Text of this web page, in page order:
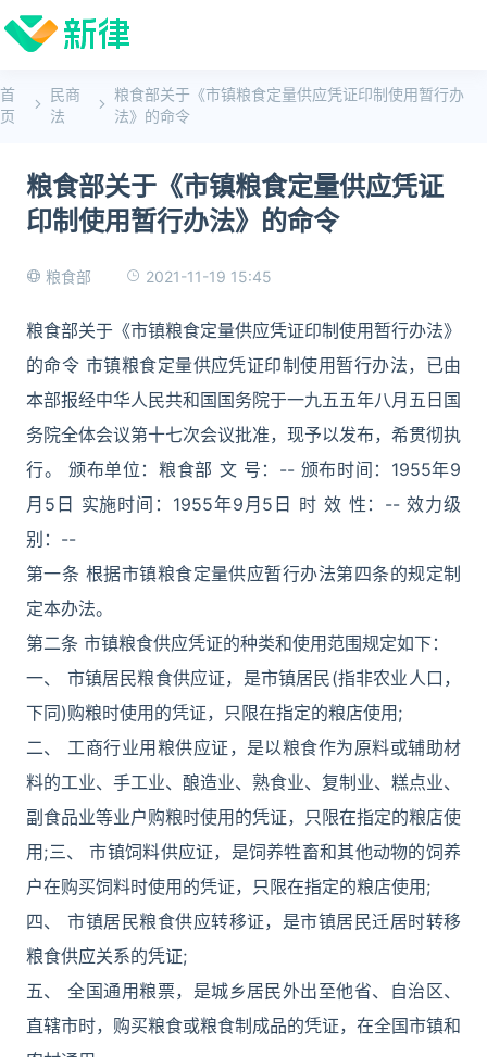
首
页
民商
法
粮食部关于《市镇粮食定量供应凭证印制使用暂行办
法》的命令
粮食部关于《市镇粮食定量供应凭证
印制使用暂行办法》的命令
粮食部 2021-11-19 15:45
粮食部关于《市镇粮食定量供应凭证印制使用暂行办法》
的命令 市镇粮食定量供应凭证印制使用暂行办法，已由
本部报经中华人民共和国国务院于一九五五年八月五日国
务院全体会议第十七次会议批准，现予以发布，希贯彻执
行。 颁布单位：粮食部 文 号：-- 颁布时间：1955年9
月5日 实施时间：1955年9月5日 时 效 性：-- 效力级
别：--
第一条 根据市镇粮食定量供应暂行办法第四条的规定制
定本办法。
第二条 市镇粮食供应凭证的种类和使用范围规定如下：
一、 市镇居民粮食供应证，是市镇居民(指非农业人口，
下同)购粮时使用的凭证，只限在指定的粮店使用;
二、 工商行业用粮供应证，是以粮食作为原料或辅助材
料的工业、手工业、酿造业、熟食业、复制业、糕点业、
副食品业等业户购粮时使用的凭证，只限在指定的粮店使
用;三、 市镇饲料供应证，是饲养牲畜和其他动物的饲养
户在购买饲料时使用的凭证，只限在指定的粮店使用;
四、 市镇居民粮食供应转移证，是市镇居民迁居时转移
粮食供应关系的凭证;
五、 全国通用粮票，是城乡居民外出至他省、自治区、
直辖市时，购买粮食或粮食制成品的凭证，在全国市镇和